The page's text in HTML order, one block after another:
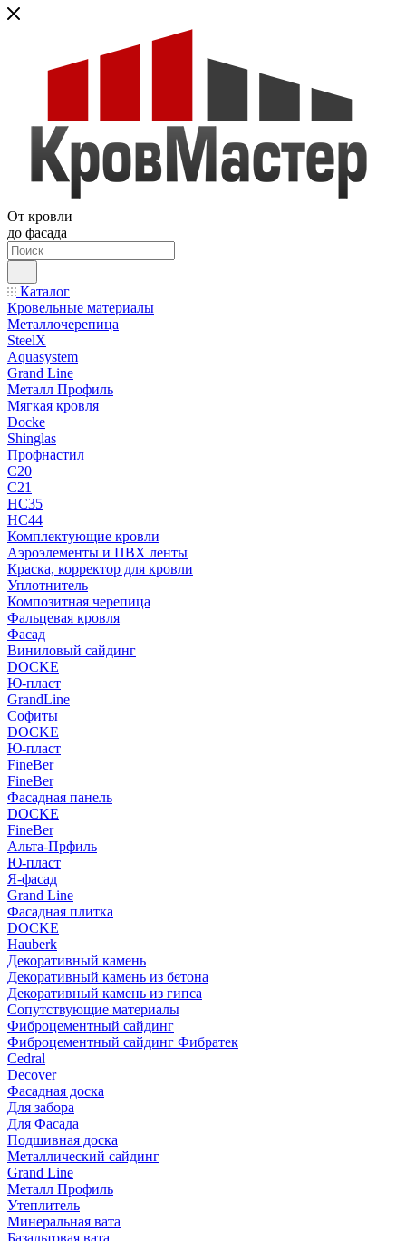
От кровли
до фасада
Каталог
Кровельные материалы
Металлочерепица
SteelX
Aquasystem
Grand Line
Металл Профиль
Мягкая кровля
Docke
Shinglas
Профнастил
C20
C21
НС35
НС44
Комплектующие кровли
Аэроэлементы и ПВХ ленты
Краска, корректор для кровли
Уплотнитель
Композитная черепица
Фальцевая кровля
Фасад
Виниловый сайдинг
DOCKE
Ю-пласт
GrandLine
Софиты
DOCKE
Ю-пласт
FineBer
FineBer
Фасадная панель
DOCKE
FineBer
Альта-Прфиль
Ю-пласт
Я-фасад
Grand Line
Фасадная плитка
DOCKE
Hauberk
Декоративный камень
Декоративный камень из бетона
Декоративный камень из гипса
Сопутствующие материалы
Фиброцементный сайдинг
Фиброцементный сайдинг Фибратек
Cedral
Decover
Фасадная доска
Для забора
Для Фасада
Подшивная доска
Металлический сайдинг
Grand Line
Металл Профиль
Утеплитель
Минеральная вата
Базальтовая вата